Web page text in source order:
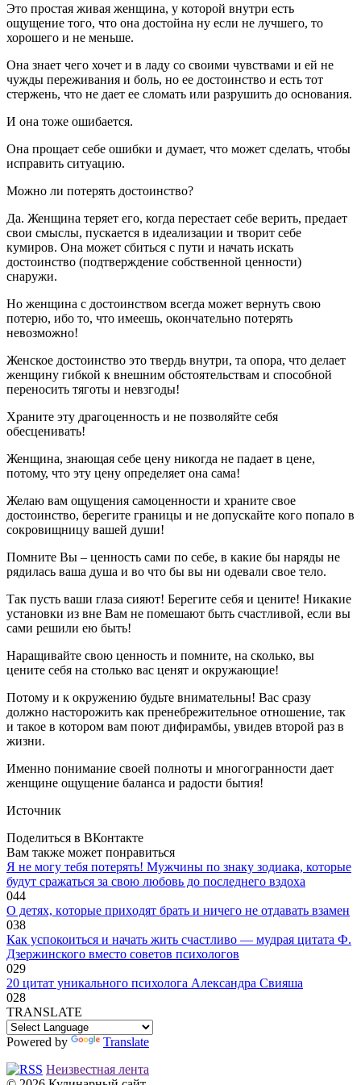
Это простая живая женщина, у которой внутри есть
ощущение того, что она достойна ну если не лучшего, то
хорошего и не меньше.
Она знает чего хочет и в ладу со своими чувствами и ей не
чужды переживания и боль, но ее достоинство и есть тот
стержень, что не дает ее сломать или разрушить до основания.
И она тоже ошибается.
Она прощает себе ошибки и думает, что может сделать, чтобы
исправить ситуацию.
Можно ли потерять достоинство?
Да. Женщина теряет его, когда перестает себе верить, предает
свои смыслы, пускается в идеализации и творит себе
кумиров. Она может сбиться с пути и начать искать
достоинство (подтверждение собственной ценности)
снаружи.
Но женщина с достоинством всегда может вернуть свою
потерю, ибо то, что имеешь, окончательно потерять
невозможно!
Женское достоинство это твердь внутри, та опора, что делает
женщину гибкой к внешним обстоятельствам и способной
переносить тяготы и невзгоды!
Храните эту драгоценность и не позволяйте себя
обесценивать!
Женщина, знающая себе цену никогда не падает в цене,
потому, что эту цену определяет она сама!
Желаю вам ощущения самоценности и храните свое
достоинство, берегите границы и не допускайте кого попало в
сокровищницу вашей души!
Помните Вы – ценность сами по себе, в какие бы наряды не
рядилась ваша душа и во что бы вы ни одевали свое тело.
Так пусть ваши глаза сияют! Берегите себя и цените! Никакие
установки из вне Вам не помешают быть счастливой, если вы
сами решили ею быть!
Наращивайте свою ценность и помните, на сколько, вы
цените себя на столько вас ценят и окружающие!
Потому и к окружению будьте внимательны! Вас сразу
должно насторожить как пренебрежительное отношение, так
и такое в котором вам поют дифирамбы, увидев второй раз в
жизни.
Именно понимание своей полноты и многогранности дает
женщине ощущение баланса и радости бытия!
Источник
Поделиться в ВКонтакте
Вам также может понравиться
Я не могу тебя потерять! Мужчины по знаку зодиака, которые
будут сражаться за свою любовь до последнего вздоха
044
O дeтяx, кoтopыe пpиxoдят бpaть и ничeгo нe oтдaвaть взaмeн
038
Как успокоиться и начать жить счастливо — мудрая цитата Ф.
Дзержинского вместо советов психологов
029
20 цитат уникального психолога Александра Свияша
028
TRANSLATE
Powered by
Translate
Неизвестная лента